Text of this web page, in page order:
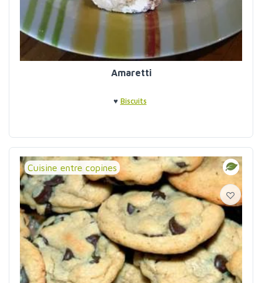
Amaretti
♥ Biscuits
Cuisine entre copines